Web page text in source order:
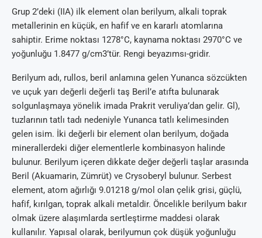
Grup 2’deki (IIA) ilk element olan berilyum, alkali toprak
metallerinin en küçük, en hafif ve en kararlı atomlarına
sahiptir. Erime noktası 1278°C, kaynama noktası 2970°C ve
yoğunluğu 1.8477 g/cm3’tür. Rengi beyazımsı-gridir.
Berilyum adı, rullos, beril anlamına gelen Yunanca sözcükten
ve uçuk yarı değerli değerli taş Beril’e atıfta bulunarak
solgunlaşmaya yönelik imada Prakrit veruliya’dan gelir. Gl),
tuzlarının tatlı tadı nedeniyle Yunanca tatlı kelimesinden
gelen isim. İki değerli bir element olan berilyum, doğada
minerallerdeki diğer elementlerle kombinasyon halinde
bulunur. Berilyum içeren dikkate değer değerli taşlar arasında
Beril (Akuamarin, Zümrüt) ve Crysoberyl bulunur. Serbest
element, atom ağırlığı 9.01218 g/mol olan çelik grisi, güçlü,
hafif, kırılgan, toprak alkali metaldir. Öncelikle berilyum bakır
olmak üzere alaşımlarda sertleştirme maddesi olarak
kullanılır. Yapısal olarak, berilyumun çok düşük yoğunluğu